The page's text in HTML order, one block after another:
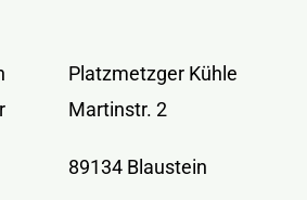
Platzmetzger Kühle
Martinstr. 2
89134 Blaustein